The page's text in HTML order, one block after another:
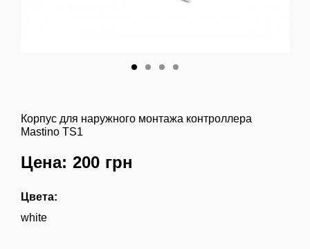
Корпус для наружного монтажа контроллера
Mastino TS1
Цена: 200 грн
Цвета:
white